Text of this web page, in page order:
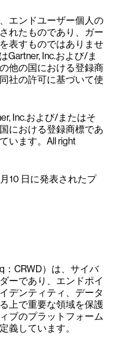
エンドユーザー個人の
れたものであり、ガー
表すものではありませ
Gartner, Inc.および/ま
他の国における登録商
社の許可に基づいて使
Inc.および/またはそ
における登録商標であ
います。All right
10 日に発表されたプ
：CRWD）は、サイバ
ーであり、エンドポイ
デンティティ、データ
上で重要な領域を保護
ブのプラットフォーム
義しています。